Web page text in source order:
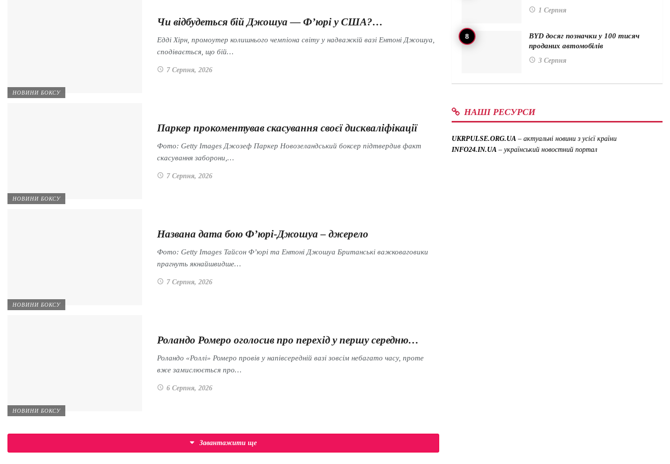
НОВИНИ БОКСУ
Чи відбудеться бій Джошуа — Ф’юрі у США?…
Едді Хірн, промоутер колишнього чемпіона світу у надважкій вазі Ентоні Джошуа,
сподівається, що бій…
7 Серпня, 2026
НОВИНИ БОКСУ
Паркер прокоментував скасування своєї дискваліфікації
Фото: Getty Images Джозеф Паркер Новозеландський боксер підтвердив факт
скасування заборони,…
7 Серпня, 2026
НОВИНИ БОКСУ
Названа дата бою Ф’юрі-Джошуа – джерело
Фото: Getty Images Тайсон Ф’юрі та Ентоні Джошуа Британські важковаговики
прагнуть якнайшвидше…
7 Серпня, 2026
НОВИНИ БОКСУ
Роландо Ромеро оголосив про перехід у першу середню…
Роландо «Роллі» Ромеро провів у напівсередній вазі зовсім небагато часу, проте
вже замислюється про…
6 Серпня, 2026
Завантажити ще
1 Серпня
BYD досяг позначки у 100 тисяч
проданих автомобілів
3 Серпня
НАШІ РЕСУРСИ
UKRPULSE.ORG.UA – актуальні новини з усієї країни
INFO24.IN.UA – український новостний портал